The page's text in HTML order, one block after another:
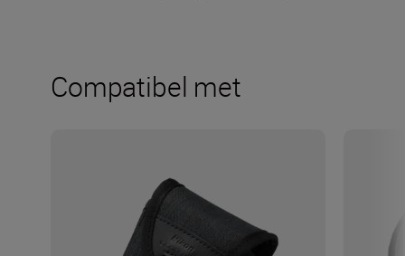
Compatibel met